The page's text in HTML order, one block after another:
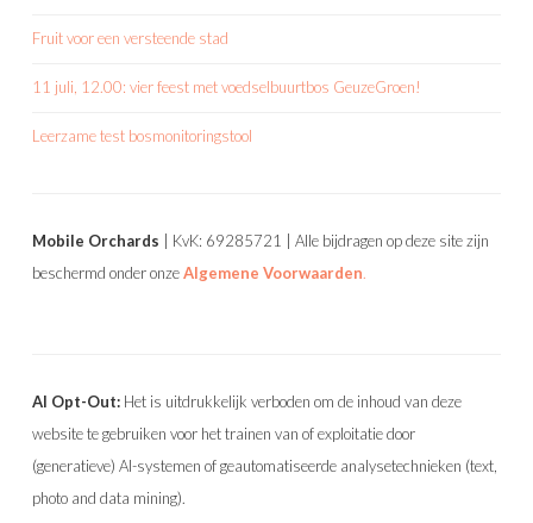
Fruit voor een versteende stad
11 juli, 12.00: vier feest met voedselbuurtbos GeuzeGroen!
Leerzame test bosmonitoringstool
Mobile Orchards | KvK: 69285721 | Alle bijdragen op deze site zijn
beschermd onder onzeAlgemene Voorwaarden.
AI Opt-Out: Het is uitdrukkelijk verboden om de inhoud van deze
website te gebruiken voor het trainen van of exploitatie door
(generatieve) AI-systemen of geautomatiseerde analysetechnieken (text,
photo and data mining).